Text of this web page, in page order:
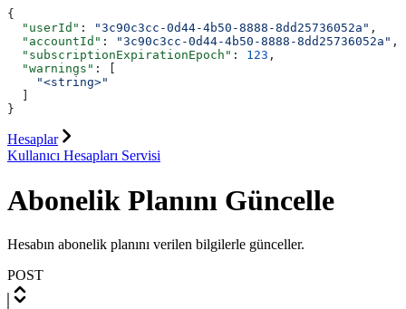
{
  "userId"
: "3c90c3cc-0d44-4b50-8888-8dd25736052a" ,
  "accountId"
: "3c90c3cc-0d44-4b50-8888-8dd25736052a" ,
  "subscriptionExpirationEpoch"
: 123 ,
  "warnings"
: [
    "<string>"
}
Hesaplar
Kullanıcı Hesapları Servisi
Abonelik Planını Güncelle
Hesabın abonelik planını verilen bilgilerle günceller.
POST